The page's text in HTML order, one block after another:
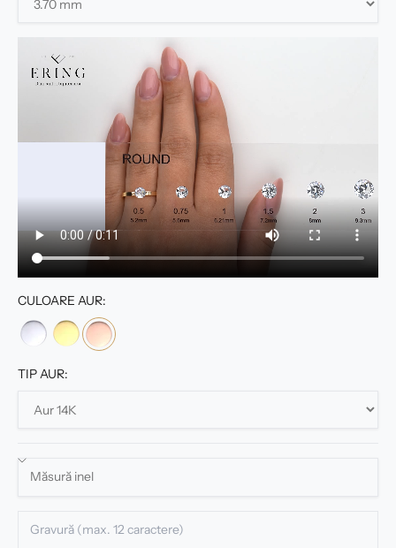
CULOARE AUR:
TIP AUR: